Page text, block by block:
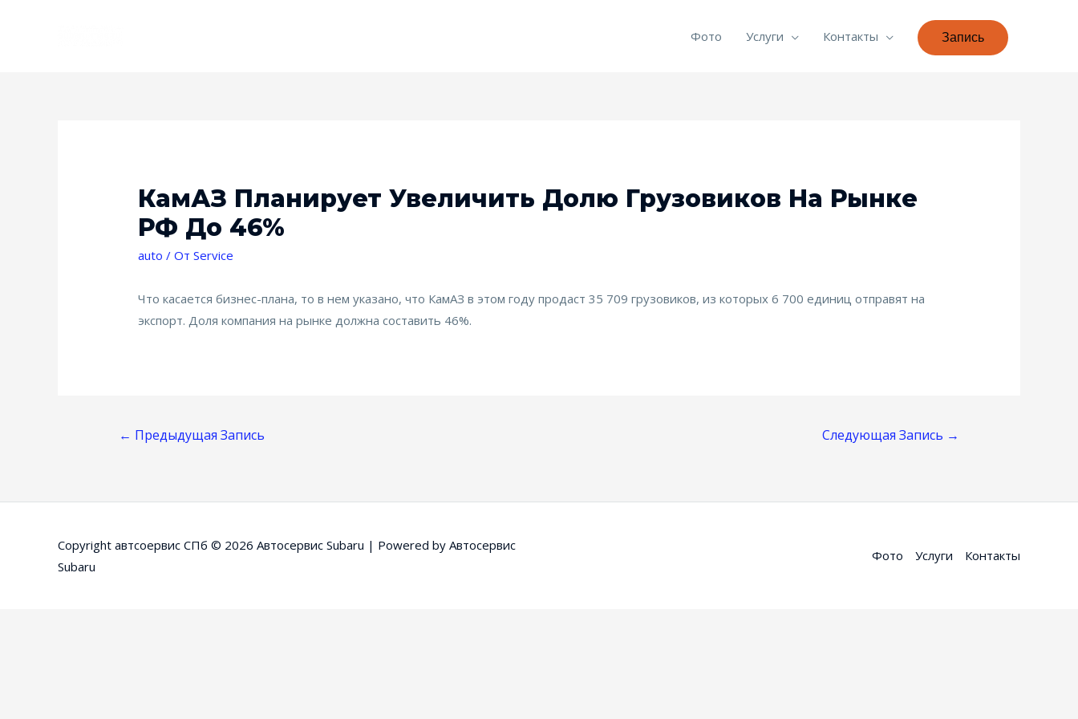
Фото Услуги Контакты Запись
КамАЗ Планирует Увеличить Долю Грузовиков На Рынке
РФ До 46%
auto / От Service
Что касается бизнес-плана, то в нем указано, что КамАЗ в этом году продаст 35 709 грузовиков, из которых 6 700 единиц отправят на
экспорт. Доля компания на рынке должна составить 46%.
Навигация
← Предыдущая Запись Следующая Запись →
Copyright автсоервис СПб © 2026 Автосервис Subaru | Powered by Автосервис
Subaru
Фото Услуги Контакты